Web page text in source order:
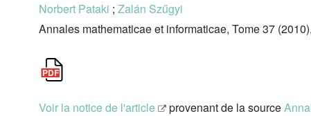
Norbert Pataki ; Zalán Szűgyi
Annales mathematicae et informaticae, Tome 37
Voir la notice de l'article provenant de la source